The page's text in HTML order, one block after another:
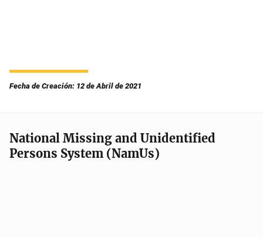
Fecha de Creación: 12 de Abril de 2021
National Missing and Unidentified
Persons System (NamUs)